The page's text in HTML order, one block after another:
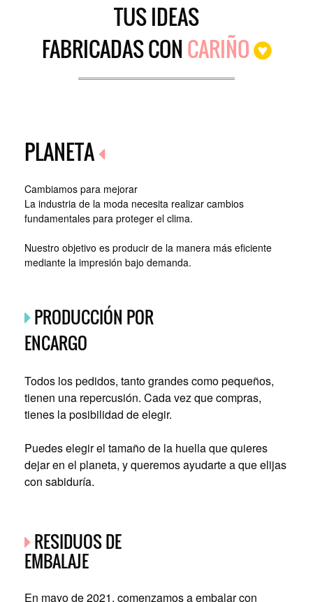
TUS IDEAS
FABRICADASCON CARIÑO
PLANETA
Cambiamos para mejorar
La industria de la moda necesita realizar cambios
fundamentales para proteger el clima.
Nuestro objetivo es producir de la manera más eficiente
mediante la impresión bajo demanda.
PRODUCCIÓN POR
ENCARGO
Todos los pedidos, tanto grandes como pequeños,
tienen una repercusión. Cada vez que compras,
tienes la posibilidad de elegir.
Puedes elegir el tamaño de la huella que quieres
dejar en el planeta, y queremos ayudarte a que elijas
con sabiduría.
RESIDUOS DE
EMBALAJE
En mayo de 2021, comenzamos a embalar con